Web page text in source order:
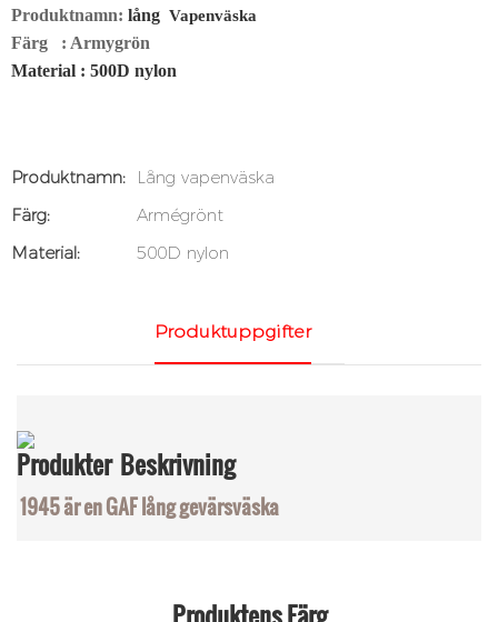
Produktnamn: lång Vapenväska
Färg
: Armygrön
Material : 500D nylon
Produktnamn:
Lång vapenväska
Färg:
Armégrönt
Material:
500D nylon
Produktuppgifter
Produkter Beskrivning
1945 är en GAF lång gevärsväska